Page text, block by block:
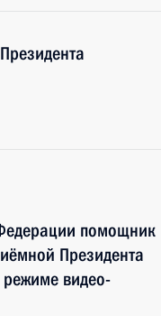
помощник
Президента
видео-